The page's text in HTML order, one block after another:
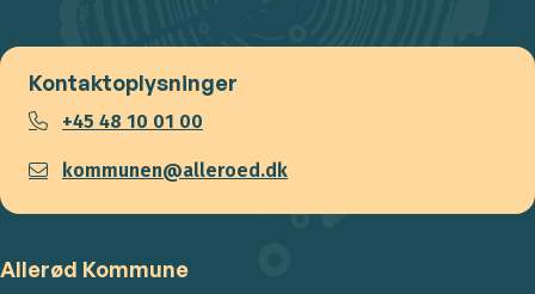
Kontaktoplysninger
+45 48 10 01 00
kommunen@alleroed.dk
Allerød Kommune